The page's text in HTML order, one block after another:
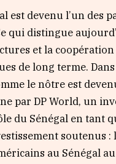
est devenu l’un des
qui distingue
et la coopération
de long terme.
le nôtre est
par DP World, un
du Sénégal en tant
soutenus
au Sénégal